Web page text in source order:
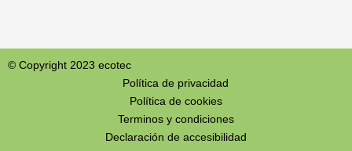
©️ Copyright 2023 ecotec
Política de privacidad
Política de cookies
Terminos y condiciones
Declaración de accesibilidad